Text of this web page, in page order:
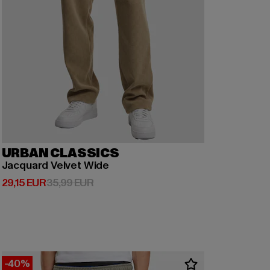
URBAN CLASSICS
Jacquard Velvet Wide
29,15 EUR
Derzeitiger Preis: 29,15 EUR
35,99 EURAktionspreis: 35,99 EUR
-40%